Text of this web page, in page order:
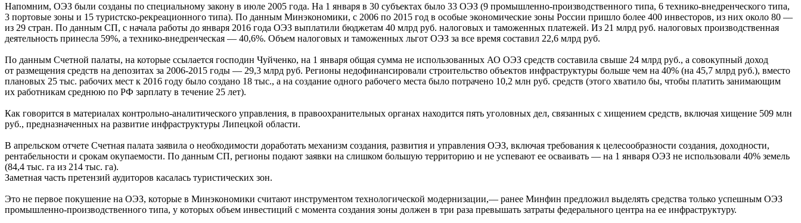
Напомним, ОЭЗ были созданы по специальному закону в июле 2005 года. На 1 января в 30 субъектах было 33 ОЭЗ (9 промышленно-производственного типа, 6 технико-внедренческого типа,
3 портовые зоны и 15 туристско-рекреационного типа). По данным Минэкономики, с 2006 по 2015 год в особые экономические зоны России пришло более 400 инвесторов, из них около 80 —
из 29 стран. По данным СП, с начала работы до января 2016 года ОЭЗ выплатили бюджетам 40 млрд руб. налоговых и таможенных платежей. Из 21 млрд руб. налоговых производственная
деятельность принесла 59%, а технико-внедренческая — 40,6%. Объем налоговых и таможенных льгот ОЭЗ за все время составил 22,6 млрд руб.
По данным Счетной палаты, на которые ссылается господин Чуйченко, на 1 января общая сумма не использованных АО ОЭЗ средств составила свыше 24 млрд руб., а совокупный доход
от размещения средств на депозитах за 2006-2015 годы — 29,3 млрд руб. Регионы недофинансировали строительство объектов инфраструктуры больше чем на 40% (на 45,7 млрд руб.), вместо
плановых 25 тыс. рабочих мест к 2016 году было создано 18 тыс., а на создание одного рабочего места было потрачено 10,2 млн руб. средств (этого хватило бы, чтобы платить занимающим
их работникам среднюю по РФ зарплату в течение 25 лет).
Как говорится в материалах контрольно-аналитического управления, в правоохранительных органах находится пять уголовных дел, связанных с хищением средств, включая хищение 509 млн
руб., предназначенных на развитие инфраструктуры Липецкой области.
В апрельском отчете Счетная палата заявила о необходимости доработать механизм создания, развития и управления ОЭЗ, включая требования к целесообразности создания, доходности,
рентабельности и срокам окупаемости. По данным СП, регионы подают заявки на слишком большую территорию и не успевают ее осваивать — на 1 января ОЭЗ не использовали 40% земель
(84,4 тыс. га из 214 тыс. га).
Заметная часть претензий аудиторов касалась туристических зон.
Это не первое покушение на ОЭЗ, которые в Минэкономики считают инструментом технологической модернизации,— ранее Минфин предложил выделять средства только успешным ОЭЗ
промышленно-производственного типа, у которых объем инвестиций с момента создания зоны должен в три раза превышать затраты федерального центра на ее инфраструктуру.